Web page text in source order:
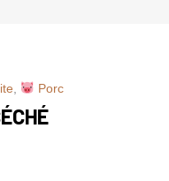
Porc